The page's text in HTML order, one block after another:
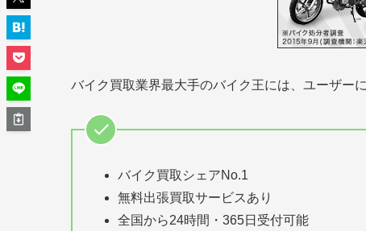
バイク買取業界最大手のバイク王には、ユーザー
バイク買取シェアNo.1
無料出張買取サービスあり
全国から24時間・365日受付可能